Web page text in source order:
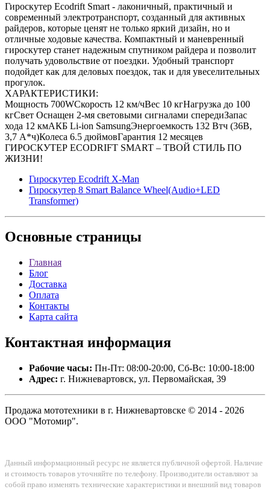
Гироскутер Ecodrift Smart - лаконичный, практичный и
современный электротранспорт, созданный для активных
райдеров, которые ценят не только яркий дизайн, но и
отличные ходовые качества. Компактный и маневренный
гироскутер станет надежным спутником райдера и позволит
получать удовольствие от поездки. Удобный транспорт
подойдет как для деловых поездок, так и для увеселительных
прогулок.
ХАРАКТЕРИСТИКИ:
Мощность 700WСкорость 12 км/чВес 10 кгНагрузка до 100
кгСвет Оснащен 2-мя световыми сигналами спередиЗапас
хода 12 кмАКБ Li-ion SamsungЭнергоемкость 132 Втч (36В,
3,7 А*ч)Колеса 6.5 дюймовГарантия 12 месяцев
ГИРОСКУТЕР ECODRIFT SMART – ТВОЙ СТИЛЬ ПО
ЖИЗНИ!
Гироскутер Ecodrift X-Man
Гироскутер 8 Smart Balance Wheel(Audio+LED
Transformer)
Основные страницы
Главная
Блог
Доставка
Оплата
Контакты
Карта сайта
Контактная информация
Рабочие часы: Пн-Пт: 08:00-20:00, Сб-Вс: 10:00-18:00
Адрес: г. Нижневартовск, ул. Первомайская, 39
Продажа мототехники в г. Нижневартовске © 2014 - 2026
ООО "Мотомир".
Данный информационный ресурс не является публичной офертой. Наличие
и стоимость товаров уточняйте по телефону. Производители оставляют за
собой право изменять технические характеристики и внешний вид товаров